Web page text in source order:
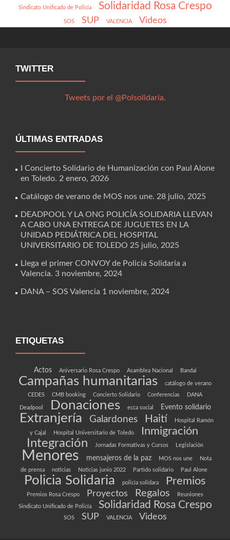
Sindicato Unificado de Policía Solidaridad Rosa Crespo
SOS SUP VALENCIA Videos
TWITTER
Tweets por el @Polsolidaria.
ÚLTIMAS ENTRADAS
I Concierto Solidario de Humanización con Paul Alone
en Toledo. 2 enero, 2026
Catálogo de verano de MOS nos une. 28 julio, 2025
DEADPOOL Y LA ONG POLICÍA SOLIDARIA LLEVAN
A CABO UNA ENTREGA DE JUGUETES EN LA
UNIDAD PEDIÁTRICA DEL HOSPITAL
UNIVERSITARIO DE TOLEDO 25 julio, 2025
Llega el primer CONVOY de Policía Solidaria a
Valencia. 3 noviembre, 2024
DANA – SOS Valencia 1 noviembre, 2024
ETIQUETAS
Actos Aniversario Rosa Crespo Asamblea Nacional Bandai
Campañas humanitarias
catálogo de verano
CEDES
CMB booking Concierto Solidario Conferencias DANA
Deadpool Donaciones ecca social Evento solidario
Extranjería Galardones Haití Hospital Ramón
y Cajal Hospital Universitario de Toledo Inmigración
Integración Jornadas Formativas y Cursos Legislación
Menores mensajeros de la paz MOS nos une
Nota
de prensa
noticias Noticias junio 2022 Partido solidario Paul Alone
Policia Solidaria policía solidara Premios
Premios Rosa Crespo Proyectos Regalos Reuniones
Sindicato Unificado de Policía Solidaridad Rosa Crespo
SOS SUP VALENCIA Videos